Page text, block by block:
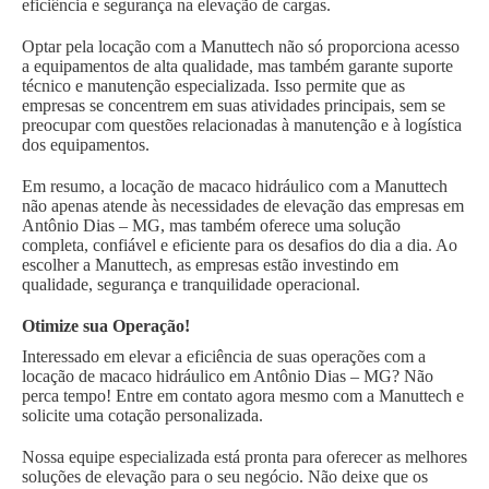
eficiência e segurança na elevação de cargas.
Optar pela locação com a Manuttech não só proporciona acesso
a equipamentos de alta qualidade, mas também garante suporte
técnico e manutenção especializada. Isso permite que as
empresas se concentrem em suas atividades principais, sem se
preocupar com questões relacionadas à manutenção e à logística
dos equipamentos.
Em resumo, a locação de macaco hidráulico com a Manuttech
não apenas atende às necessidades de elevação das empresas em
Antônio Dias – MG, mas também oferece uma solução
completa, confiável e eficiente para os desafios do dia a dia. Ao
escolher a Manuttech, as empresas estão investindo em
qualidade, segurança e tranquilidade operacional.
Otimize sua Operação!
Interessado em elevar a eficiência de suas operações com a
locação de macaco hidráulico em Antônio Dias – MG? Não
perca tempo! Entre em contato agora mesmo com a Manuttech e
solicite uma cotação personalizada.
Nossa equipe especializada está pronta para oferecer as melhores
soluções de elevação para o seu negócio. Não deixe que os